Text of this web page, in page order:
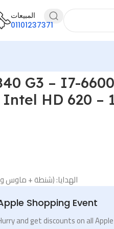
المبيعات
01101237371
G3 – I7-
Intel HD 620 –
الهدايا: (شنطة + ماوس
Shopping Event
and get discounts on all